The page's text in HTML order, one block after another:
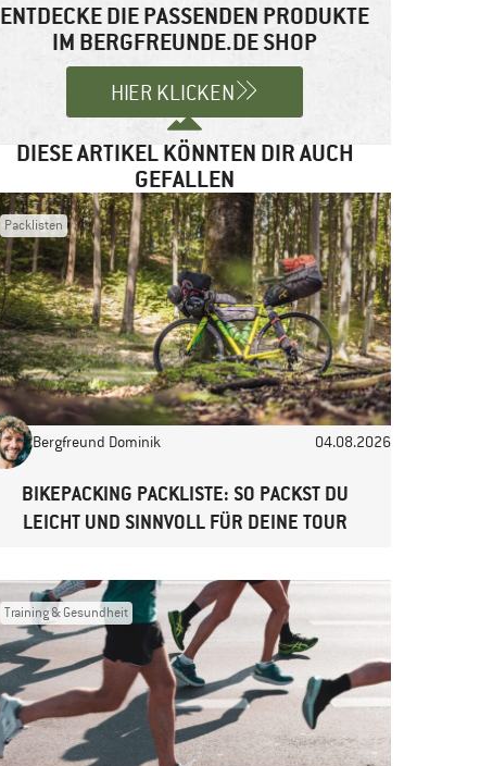
ENTDECKE DIE PASSENDEN PRODUKTE
IM BERGFREUNDE.DE SHOP
HIER KLICKEN
DIESE ARTIKEL KÖNNTEN DIR AUCH
GEFALLEN
Packlisten
Bergfreund Dominik 04.08.2026
BIKEPACKING PACKLISTE: SO PACKST DU
LEICHT UND SINNVOLL FÜR DEINE TOUR
Training & Gesundheit